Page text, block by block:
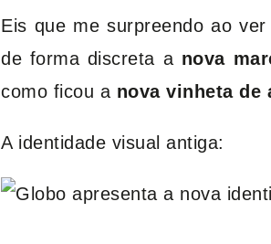
Eis que me surpreendo ao
de forma discreta a nova
como ficou a nova vinheta de
A identidade visual antiga: